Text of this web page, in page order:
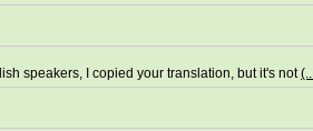
speakers, I copied your translation, but it's not